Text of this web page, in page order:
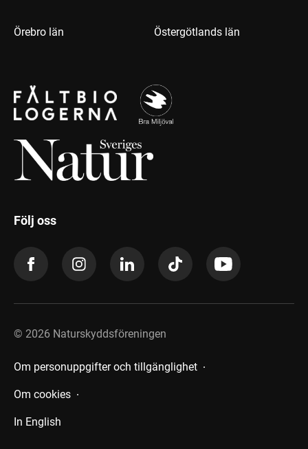
Örebro län Östergötlands län
Följ oss
© 2026 Naturskyddsföreningen
Om personuppgifter och tillgänglighet
Om cookies
In English